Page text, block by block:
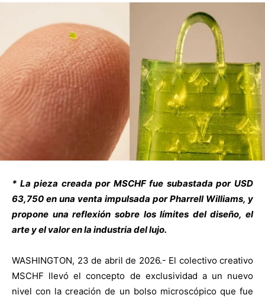
* La pieza creada por MSCHF fue subastada por USD
63,750 en una venta impulsada por Pharrell Williams, y
propone una reflexión sobre los límites del diseño, el
arte y el valor en la industria del lujo.
WASHINGTON, 23 de abril de 2026.- El colectivo creativo
MSCHF llevó el concepto de exclusividad a un nuevo
nivel con la creación de un bolso microscópico que fue